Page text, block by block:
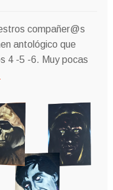
compañer@s
antológico que
4 -5 -6. Muy pocas